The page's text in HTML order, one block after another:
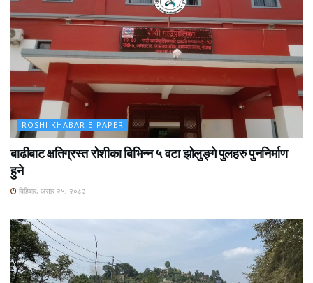
ROSHI KHABAR E-PAPER
बाढीबाट क्षतिग्रस्त रोशीका बिभिन्न ५ वटा झोलुङ्गे पुलहरु पुननिर्माण
हुने
बिहिबार, असार २५, २०८३